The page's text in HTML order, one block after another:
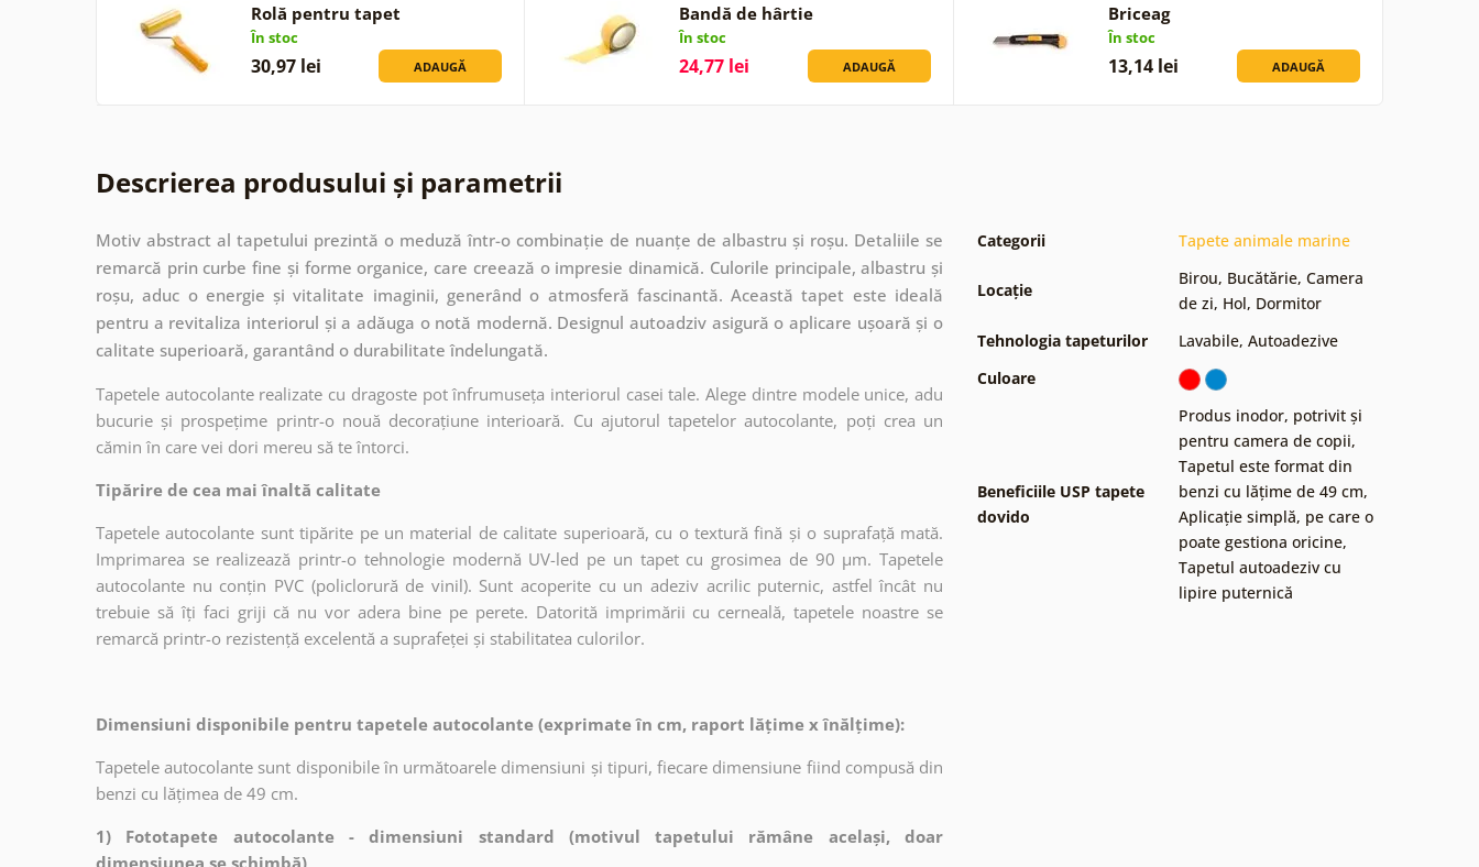
Rolă pentru tapet
În stoc
30,97 lei ADAUGĂ
Bandă de hârtie
În stoc
24,77 lei ADAUGĂ
Briceag
În stoc
13,14 lei ADAUGĂ
Descrierea produsului și parametrii
Motiv abstract al tapetului prezintă o meduză într-o combinație de nuanțe de albastru și roșu. Detaliile se
remarcă prin curbe fine și forme organice, care creează o impresie dinamică. Culorile principale, albastru și
roșu, aduc o energie și vitalitate imaginii, generând o atmosferă fascinantă. Această tapet este ideală
pentru a revitaliza interiorul și a adăuga o notă modernă. Designul autoadziv asigură o aplicare ușoară și o
calitate superioară, garantând o durabilitate îndelungată.
Tapetele autocolante realizate cu dragoste pot înfrumuseța interiorul casei tale. Alege dintre modele unice, adu
bucurie și prospețime printr-o nouă decorațiune interioară. Cu ajutorul tapetelor autocolante, poți crea un
cămin în care vei dori mereu să te întorci.
Tipărire de cea mai înaltă calitate
Tapetele autocolante sunt tipărite pe un material de calitate superioară, cu o textură fină și o suprafață mată.
Imprimarea se realizează printr-o tehnologie modernă UV-led pe un tapet cu grosimea de 90 µm. Tapetele
autocolante nu conțin PVC (policlorură de vinil). Sunt acoperite cu un adeziv acrilic puternic, astfel încât nu
trebuie să îți faci griji că nu vor adera bine pe perete. Datorită imprimării cu cerneală, tapetele noastre se
remarcă printr-o rezistență excelentă a suprafeței și stabilitatea culorilor.
Dimensiuni disponibile pentru tapetele autocolante (exprimate în cm, raport lățime x înălțime):
Tapetele autocolante sunt disponibile în următoarele dimensiuni și tipuri, fiecare dimensiune fiind compusă din
benzi cu lățimea de 49 cm.
1) Fototapete autocolante - dimensiuni standard (motivul tapetului rămâne același, doar
dimensiunea se schimbă)
Categorii Tapete animale marine
Locație
Birou, Bucătărie, Camera
de zi, Hol, Dormitor
Tehnologia tapeturilor
Lavabile, Autoadezive
Culoare
Beneficiile USP tapete
dovido
Produs inodor, potrivit și
pentru camera de copii,
Tapetul este format din
benzi cu lățime de 49 cm,
Aplicație simplă, pe care o
poate gestiona oricine,
Tapetul autoadeziv cu
lipire puternică